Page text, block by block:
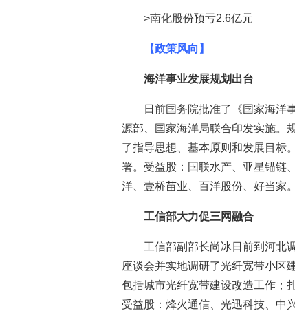
>南化股份预亏2.6亿元
【政策风向】
海洋事业发展规划出台
日前国务院批准了《国家海洋
源部、国家海洋局联合印发实施。
了指导思想、基本原则和发展目标
署。受益股：国联水产、亚星锚链
洋、壹桥苗业、百洋股份、好当家。
工信部大力促三网融合
工信部副部长尚冰日前到河北
座谈会并实地调研了光纤宽带小区
包括城市光纤宽带建设改造工作；
受益股：烽火通信、光迅科技、中